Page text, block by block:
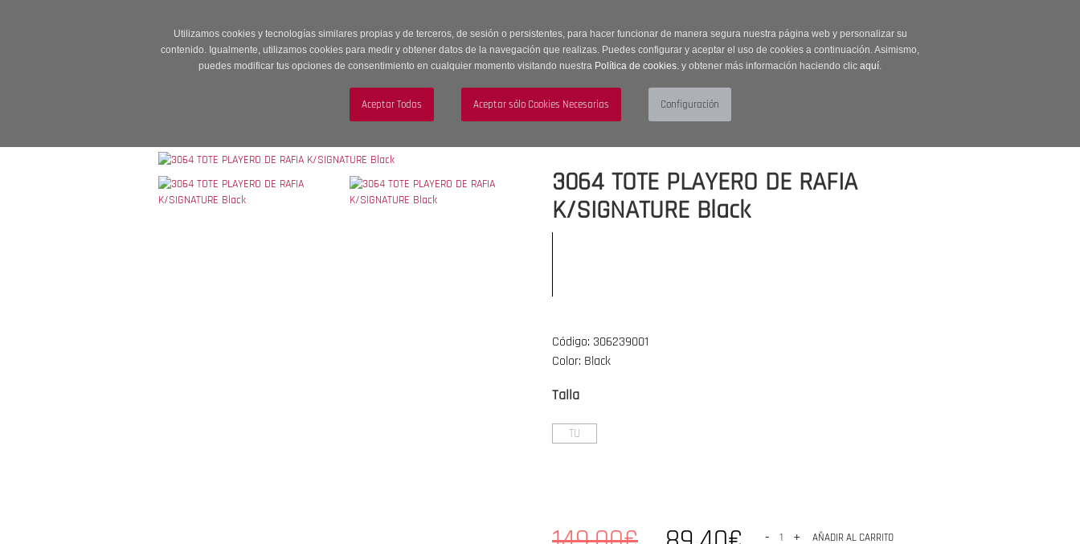
Utilizamos cookies y tecnologías similares propias y de terceros, de sesión o persistentes, para hacer funcionar de manera segura nuestra página web y personalizar su
contenido. Igualmente, utilizamos cookies para medir y obtener datos de la navegación que realizas. Puedes configurar y aceptar el uso de cookies a continuación. Asimismo,
puedes modificar tus opciones de consentimiento en cualquier momento visitando nuestra Política de cookies. y obtener más información haciendo clic aquí.
MUJER HOMBRE ACCESORIOS
3064 TOTE PLAYERO DE RAFIA
K/SIGNATURE Black
Código: 306239001
Color: Black
Talla
TU
- + AÑADIR AL CARRITO